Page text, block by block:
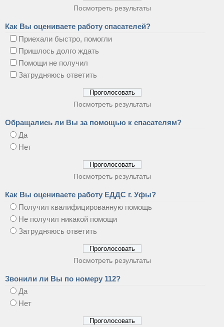
Посмотреть результаты
Как Вы оцениваете работу спасателей?
Приехали быстро, помогли
Пришлось долго ждать
Помощи не получил
Затрудняюсь ответить
Посмотреть результаты
Обращались ли Вы за помощью к спасателям?
Да
Нет
Посмотреть результаты
Как Вы оцениваете работу ЕДДС г. Уфы?
Получил квалифицированную помощь
Не получил никакой помощи
Затрудняюсь ответить
Посмотреть результаты
Звонили ли Вы по номеру 112?
Да
Нет